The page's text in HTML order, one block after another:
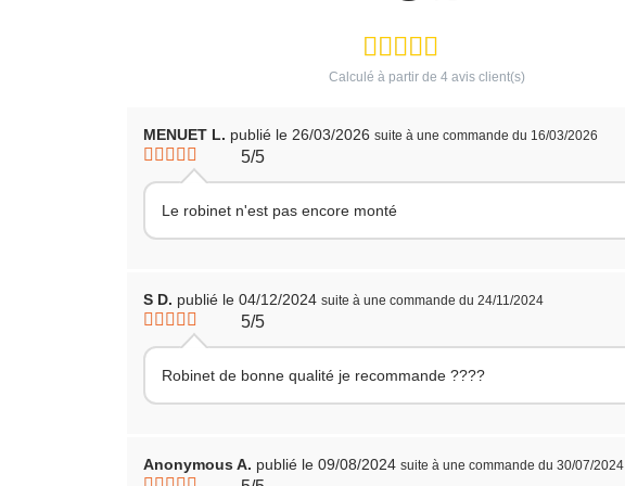
Calculé à partir de 4 avis client(s)
MENUET L. publié le 26/03/2026 suite à une commande du 16/03/2026
5/5
Le robinet n'est pas encore monté
S D. publié le 04/12/2024 suite à une commande du 24/11/2024
5/5
Robinet de bonne qualité je recommande ????
Anonymous A. publié le 09/08/2024 suite à une commande du 30/07/2024